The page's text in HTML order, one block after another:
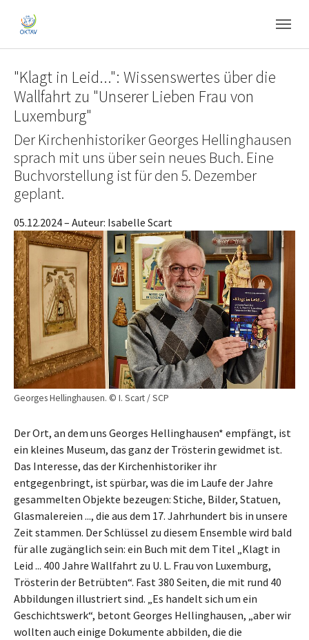
Georges Hellinghausen. © I. Scart / SCP
"Klagt in Leid...": Wissenswertes über die
Wallfahrt zu "Unserer Lieben Frau von
Luxemburg"
Der Kirchenhistoriker Georges Hellinghausen
sprach mit uns über sein neues Buch. Eine
Buchvorstellung ist für den 5. Dezember
geplant.
05.12.2024– Auteur: Isabelle Scart
Der Ort, an dem uns Georges Hellinghausen* empfängt, ist
ein kleines Museum, das ganz der Trösterin gewidmet ist.
Das Interesse, das der Kirchenhistoriker ihr
entgegenbringt, ist spürbar, was die im Laufe der Jahre
gesammelten Objekte bezeugen: Stiche, Bilder, Statuen,
Glasmalereien ..., die aus dem 17. Jahrhundert bis in unsere
Zeit stammen. Der Schlüssel zu diesem Ensemble wird bald
für alle zugänglich sein: ein Buch mit dem Titel „Klagt in
Leid ... 400 Jahre Wallfahrt zu U. L. Frau von Luxemburg,
Trösterin der Betrübten“. Fast 380 Seiten, die mit rund 40
Abbildungen illustriert sind. „Es handelt sich um ein
Geschichtswerk“, betont Georges Hellinghausen, „aber wir
wollten auch einige Dokumente abbilden, die die